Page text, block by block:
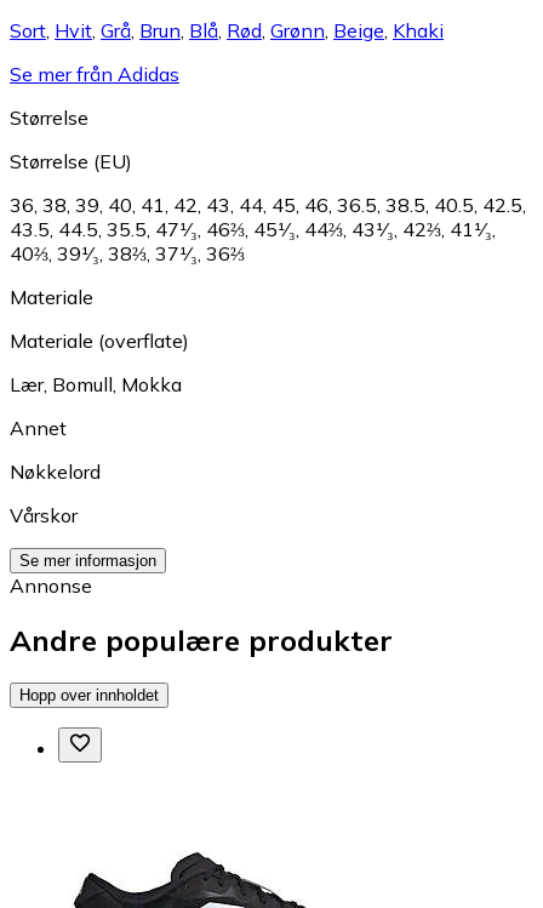
Sort Hvit Grå Brun Blå Rød Grønn Beige Khaki
Se mer från Adidas
Størrelse
Størrelse (EU)
36 38 39 40 41 42 43 44 45 46 36.5 38.5 40.5 42.5
43.5 44.5 35.5 47¹⁄₃ 46⅔ 45¹⁄₃ 44⅔ 43¹⁄₃ 42⅔ 41¹⁄₃
40⅔ 39¹⁄₃ 38⅔ 37¹⁄₃ 36⅔
Materiale
Materiale (overflate)
Lær, Bomull Mokka
Annet
Nøkkelord
Vårskor
Se mer informasjon
Annonse
Andre populære produkter
Hopp over innholdet